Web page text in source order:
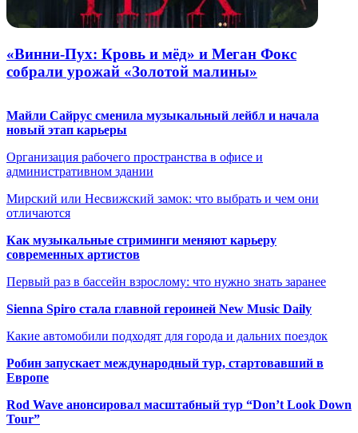
«Винни-Пух: Кровь и мёд» и Меган Фокс
собрали урожай «Золотой малины»
Майли Сайрус сменила музыкальный лейбл и начала
новый этап карьеры
Организация рабочего пространства в офисе и
административном здании
Мирский или Несвижский замок: что выбрать и чем они
отличаются
Как музыкальные стриминги меняют карьеру
современных артистов
Первый раз в бассейн взрослому: что нужно знать заранее
Sienna Spiro стала главной героиней New Music Daily
Какие автомобили подходят для города и дальних поездок
Робин запускает международный тур, стартовавший в
Европе
Rod Wave анонсировал масштабный тур “Don’t Look Down
Tour”